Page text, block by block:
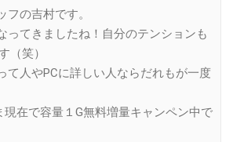
フの吉村です。
ってきましたね！自分のテンションも
（笑）
て人やPCに詳しい人ならだれもが一度
現在で容量１G無料増量キャンペン中で